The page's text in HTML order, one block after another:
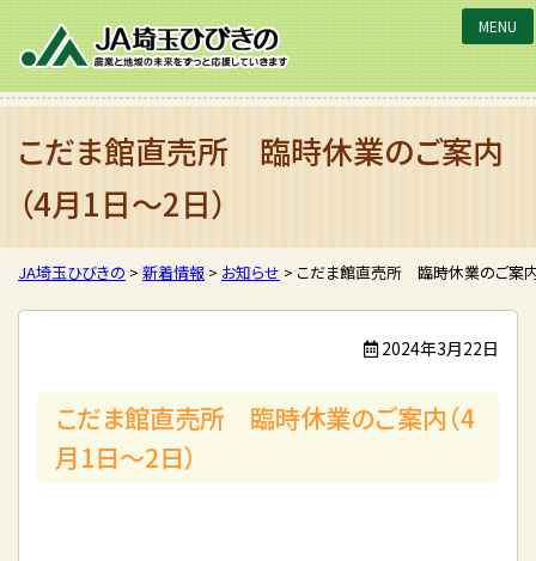
JA埼玉ひびきの
こだま館直売所 臨時休業のご案内
（4月1日～2日）
JA埼玉ひびきの > 新着情報 > お知らせ > こだま館直売所 臨時休業のご案内
2024年3月22日
こだま館直売所 臨時休業のご案内（4
月1日～2日）